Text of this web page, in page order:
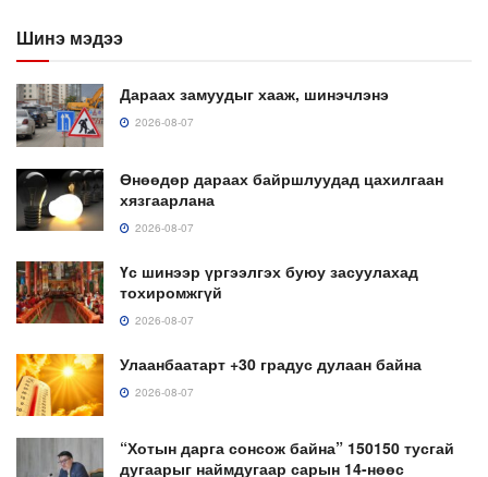
Шинэ мэдээ
Дараах замуудыг хааж, шинэчлэнэ
2026-08-07
Өнөөдөр дараах байршлуудад цахилгаан
хязгаарлана
2026-08-07
Үс шинээр үргээлгэх буюу засуулахад
тохиромжгүй
2026-08-07
Улаанбаатарт +30 градус дулаан байна
2026-08-07
“Хотын дарга сонсож байна” 150150 тусгай
дугаарыг наймдугаар сарын 14-нөөс